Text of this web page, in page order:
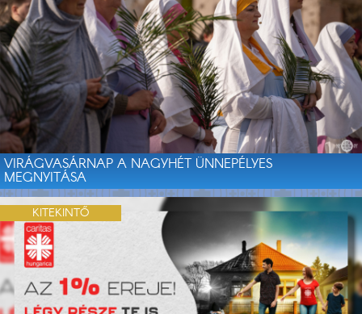
VIRÁGVASÁRNAP A NAGYHÉT ÜNNEPÉLYES
MEGNYITÁSA
KITEKINTŐ